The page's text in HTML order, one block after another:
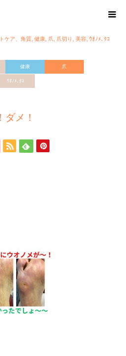
ケア、角質 健康 爪 爪切り 美容 ｳｵﾉﾒ､ﾀｺ
健康 爪
ｳｵﾉﾒ､ﾀｺ
メ！